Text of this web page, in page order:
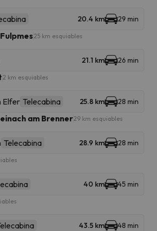
20.4 km 29 min
25 km esquiables
21.1 km 26 min
2 km esquiables
Elfer Telecabina 25.8 km 28 min
am Brenner29 km esquiables
Telecabina 28.9 km 28 min
40 km 45 min
43.5 km 48 min